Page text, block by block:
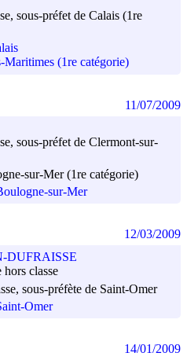
sous-préfet de Calais (1re
Maritimes (1re catégorie)
sous-préfet de Clermont-sur-
sur-Mer (1re catégorie)
sur-Mer
11/07/2009
DUFRAISSE
classe
sous-préfète de Saint-Omer
Omer
12/03/2009
14/01/2009